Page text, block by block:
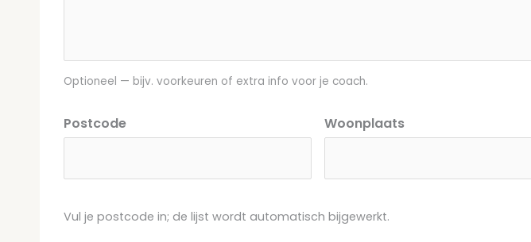
Optioneel — bijv. voorkeuren of extra info voor je coach.
Postcode Woonplaats
Vul je postcode in; de lijst wordt automatisch bijgewerkt.